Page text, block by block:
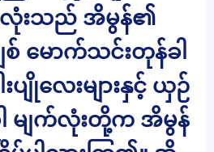
စ်လုံးသည် အိမွန်၏
မောက်သင်းတုန်ခါ
ပျိုလေးများနှင့် ယှဉ်
မျက်လုံးတို့က အိမွန်